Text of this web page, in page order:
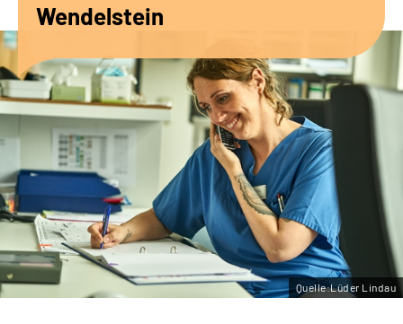
Karriere
Sozialdienste & Zuweisende
Suche
Leichte Sprache
Gebärdensprache
Wendelstein
Quelle:Lüder Lindau